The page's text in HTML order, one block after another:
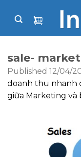
sale-
Published 12/04/
doanh thu nhanh
giữa Marketing và